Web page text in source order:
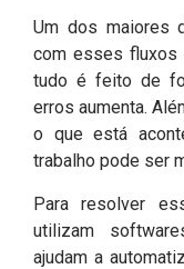
Um dos maiores
com esses fluxos
tudo é feito de
erros aumenta.
o que está
trabalho pode ser
Para resolver
utilizam
ajudam a